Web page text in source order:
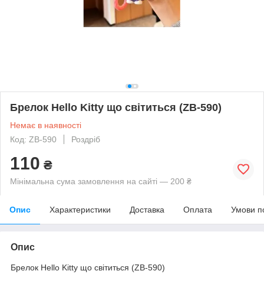
Брелок Hello Kitty що світиться (ZB-590)
Немає в наявності
Код: ZB-590
Роздріб
110 ₴
Мінімальна сума замовлення на сайті — 200 ₴
Опис Характеристики Доставка Оплата Умови
Опис
Брелок Hello Kitty що світиться (ZB-590)